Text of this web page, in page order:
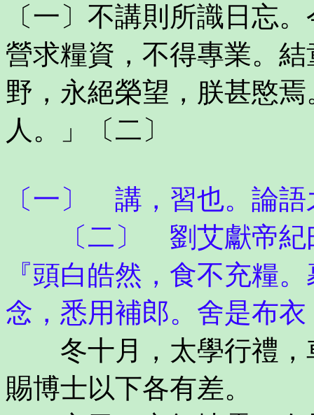
〔一〕不講則所識日忘
營求糧資，不得專業。
野，永絕榮望，朕甚愍
人。」〔二〕
〔一〕 講，習也。論語
〔二〕 劉艾獻帝紀曰
『頭白皓然，食不充糧
念，悉用補郎。舍是布
冬十月，太學行禮，
賜博士以下各有差。